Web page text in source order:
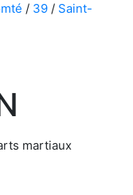
/ 39 / Saint-
martiaux